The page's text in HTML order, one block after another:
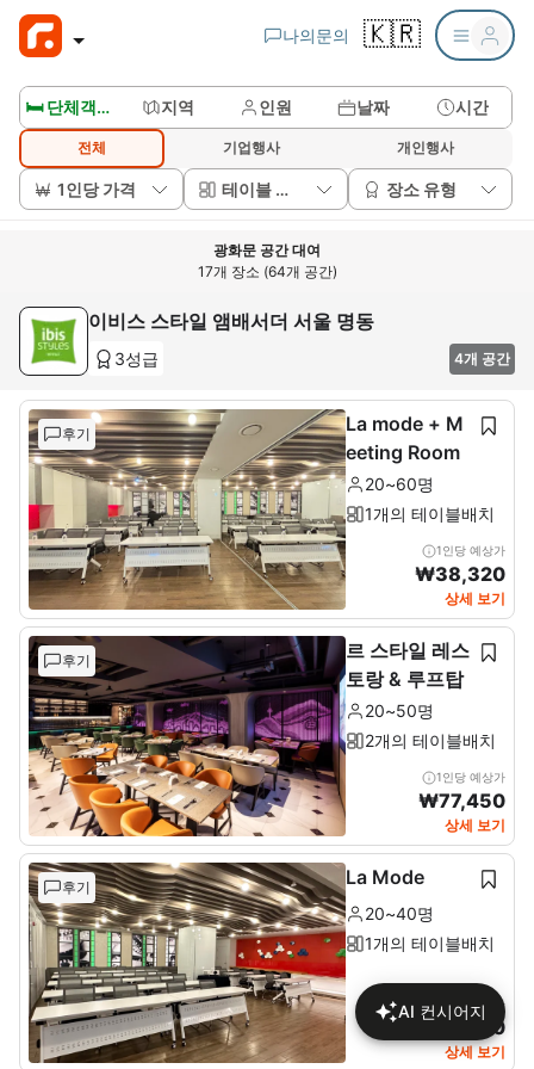
나의문의 🇰🇷
🛏️ 단체객실보기 지역 인원 날짜 시간
전체 기업행사 개인행사
1인당 가격 테이블 배치 장소 유형
광화문 공간 대여
17개 장소 (64개 공간)
이비스 스타일 앰배서더 서울 명동
3성급 4개 공간
후기
La mode + M
eeting Room
20~60명
1개의 테이블배치
1인당 예상가
₩38,320
상세 보기
후기
르 스타일 레스
토랑 & 루프탑
20~50명
2개의 테이블배치
1인당 예상가
₩77,450
상세 보기
후기 La Mode
20~40명
1개의 테이블배치
1인당 예상가
₩ 46,170
상세 보기
AI 컨시어지